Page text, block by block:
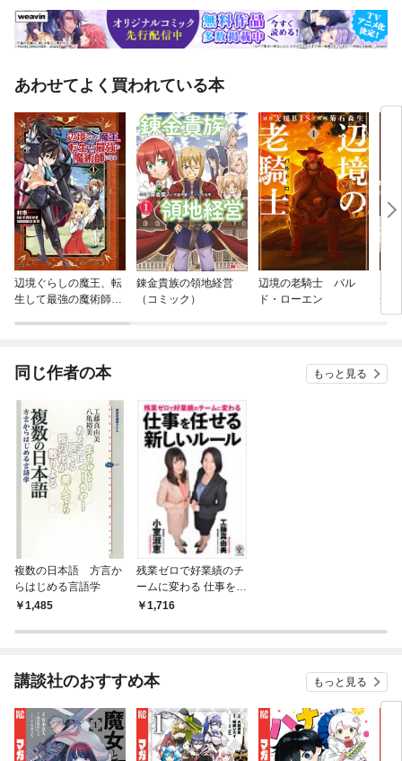
0．「みんなでシュラスカリア、アジューダしよる」―言語接触と日本語※
この商品は紙の書籍のページを画像にした電子書籍です。文字だけを拡大
することはできませんので、タブレットサイズの端末での閲読を推奨しま
用できません。
あわせてよく買われている本
辺境ぐらしの魔王、転
生して最強の魔術師に
錬金貴族の領地経営
（コミック）
辺境の老騎士 バル
ド・ローエン
チ
器
同じ作者の本 もっと見る
複数の日本語 方言か
らはじめる言語学
1,485
残業ゼロで好業績のチ
ームに変わる 仕事を任
せる新しいルール
1,716
講談社のおすすめ本 もっと見る